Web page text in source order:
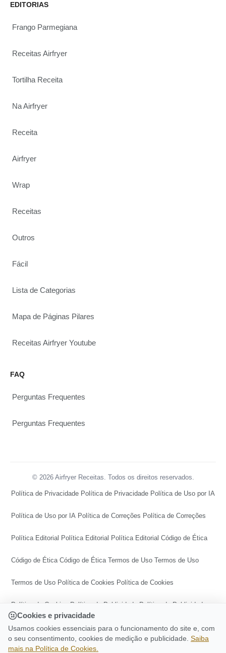
EDITORIAS
Frango Parmegiana
Receitas Airfryer
Tortilha Receita
Na Airfryer
Receita
Airfryer
Wrap
Receitas
Outros
Fácil
Lista de Categorias
Mapa de Páginas Pilares
Receitas Airfryer Youtube
FAQ
Perguntas Frequentes
Perguntas Frequentes
© 2026 Airfryer Receitas. Todos os direitos reservados.
Política de Privacidade Política de Privacidade Política de Uso por IA
Política de Uso por IA Política de Correções Política de Correções
Política Editorial Política Editorial Política Editorial Código de Ética
Código de Ética Código de Ética Termos de Uso Termos de Uso
Termos de Uso Política de Cookies Política de Cookies
Política de Cookies Política de Publicidade Política de Publicidade
Política de Publicidade Central de Transparência
Central de Transparência Central de Transparência
Cookies e privacidade
Usamos cookies essenciais para o funcionamento do site e, com
o seu consentimento, cookies de medição e publicidade. Saiba
mais na Política de Cookies.
CONTINUE LENDO